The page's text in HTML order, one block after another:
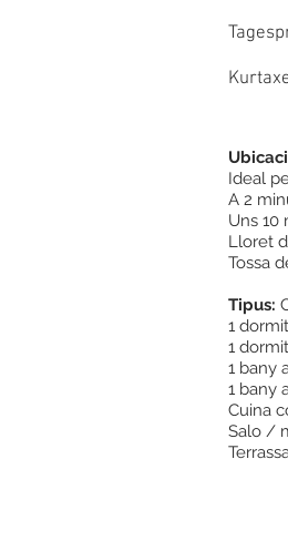
Kurtaxe
Ideal
A 2
Uns 10
Lloret
Tossa
Tipus:
1
1
1 bany
1 bany
Cuina
Salo /